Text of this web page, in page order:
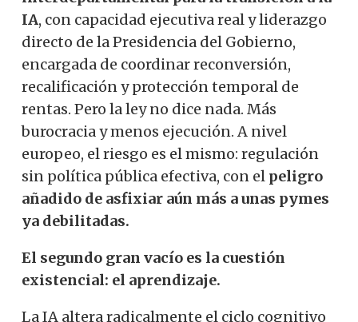
IA, con capacidad ejecutiva real y liderazgo
directo de la Presidencia del Gobierno,
encargada de coordinar reconversión,
recalificación y protección temporal de
rentas. Pero la ley no dice nada. Más
burocracia y menos ejecución. A nivel
europeo, el riesgo es el mismo: regulación
sin política pública efectiva, con el peligro
añadido de asfixiar aún más a unas pymes
ya debilitadas.
El segundo gran vacío es la cuestión
existencial: el aprendizaje.
La IA altera radicalmente el ciclo cognitivo